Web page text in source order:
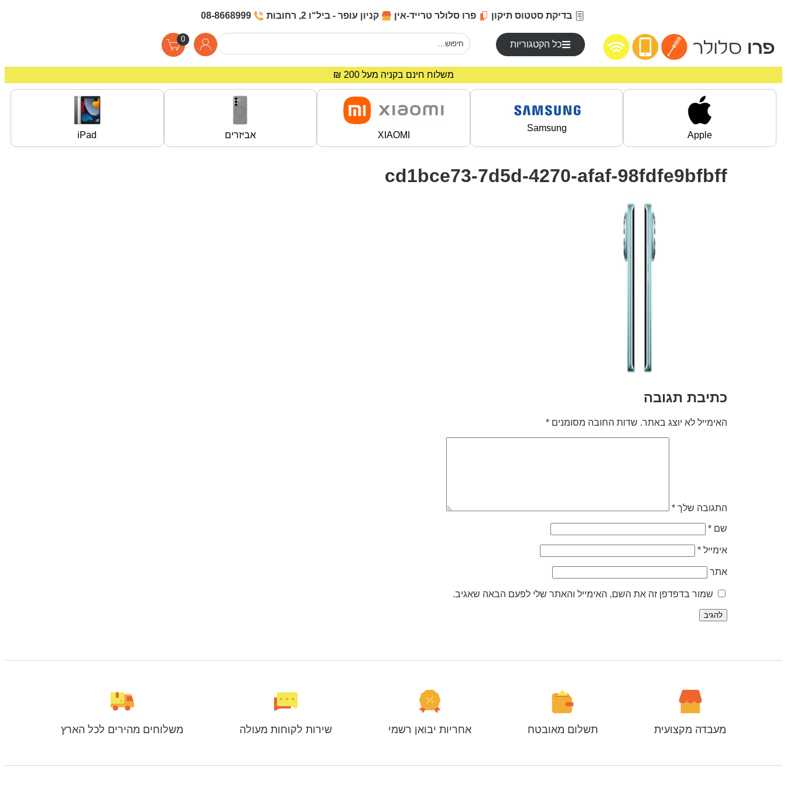
בדיקת סטטוס תיקון פרו סלולר טרייד-אין קניון עופר - ביל“ו 2, רחובות 08-8668999
כל הקטגוריות
0
משלוח חינם בקניה מעל 200 ₪
מחירים מיוחדים לרוכשים באתר!
Apple
Samsung
XIAOMI אביזרים iPad
cd1bce73-7d5d-4270-afaf-98fdfe9bfbff
כתיבת תגובה
האימייל לא יוצג באתר. שדות החובה מסומנים *
התגובה שלך *
שם *
אימייל *
אתר
שמור בדפדפן זה את השם, האימייל והאתר שלי לפעם הבאה שאגיב.
מעבדה מקצועית תשלום מאובטח אחריות יבואן רשמי שירות לקוחות מעולה משלוחים מהירים לכל הארץ